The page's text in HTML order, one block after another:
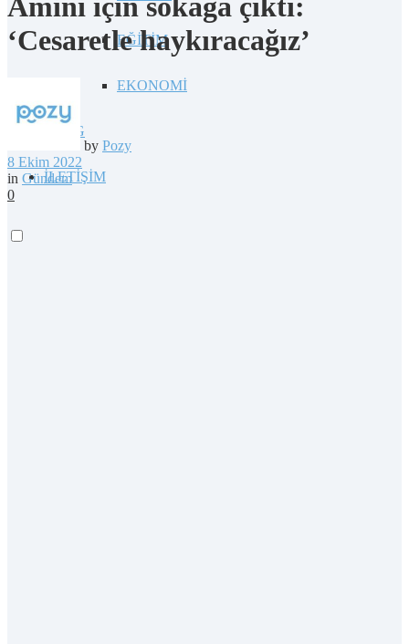
EĞİTİM
EKONOMİ
BLOG
İLETİŞİM
Amini için sokağa çıktı:
‘Cesaretle haykıracağız’
by Pozy
8 Ekim 2022
in Gündem
0